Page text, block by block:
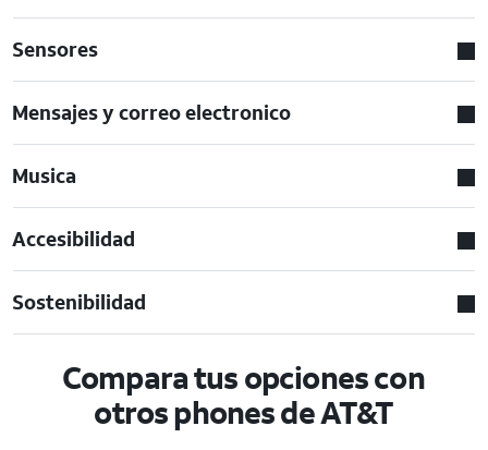
Sensores
Mensajes y correo electronico
Musica
Accesibilidad
Sostenibilidad
Compara tus opciones con
otros phones de AT&T